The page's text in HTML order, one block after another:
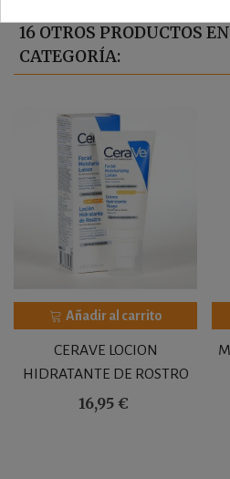
16 OTROS PRODUCTOS
CATEGORÍA:
Añadir al carrito
CERAVE LOCION
HIDRATANTE DE ROSTRO
SPF 30 52 ML
16,95 €